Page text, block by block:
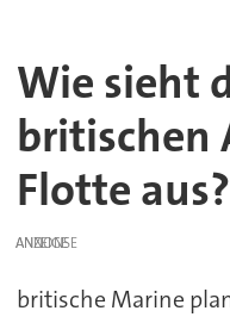
Wie sieht
britischen
Flotte aus?
ANZEIGE
britische Marine